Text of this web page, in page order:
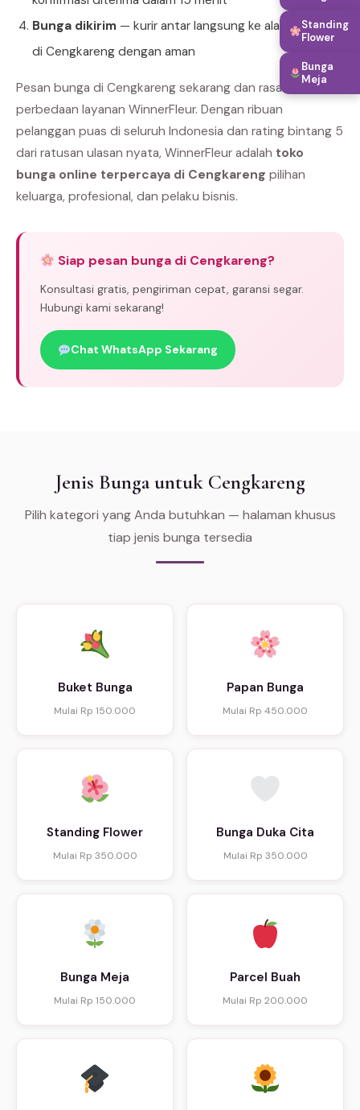
Bunga dikirim — kurir antar langsung ke alamat tujuan
di Cengkareng dengan aman
Pesan bunga di Cengkareng sekarang dan rasakan
perbedaan layanan WinnerFleur. Dengan ribuan
pelanggan puas di seluruh Indonesia dan rating bintang 5
dari ratusan ulasan nyata, WinnerFleur adalah toko
bunga online terpercaya di Cengkareng pilihan
keluarga, profesional, dan pelaku bisnis.
Siap pesan bunga di Cengkareng?
Konsultasi gratis, pengiriman cepat, garansi segar.
Hubungi kami sekarang!
Chat WhatsApp Sekarang
Jenis Bunga untuk Cengkareng
Pilih kategori yang Anda butuhkan — halaman khusus
tiap jenis bunga tersedia
Buket Bunga
Mulai Rp 150.000
Papan Bunga
Mulai Rp 450.000
Standing Flower
Mulai Rp 350.000
Bunga Duka Cita
Mulai Rp 350.000
Bunga Meja
Mulai Rp 150.000
Parcel Buah
Mulai Rp 200.000
Standing
Flower
Bunga
Meja